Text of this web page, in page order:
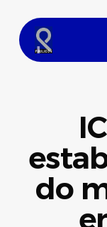
main
content
do